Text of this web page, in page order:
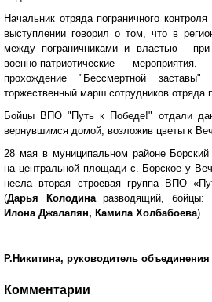
Начальник отряда пограничного
выступлении говорил о том, что в
между пограничниками и властью -
военно-патриотические
прохождение "Бессмертной
торжественный марш сотрудников отряда
Бойцы ВПО "Путь к Победе!" отдали
вернувшимся домой, возложив цветы к
28 мая в муниципальном районе
на центральной площади с. Борское у
несла вторая строевая группа ВПО
(Дарья Колодинаразводящий, бойцы:
Илона Джалалян, Камила Холбабоева).
Р.Никитина, руководитель объединения
Комментарии